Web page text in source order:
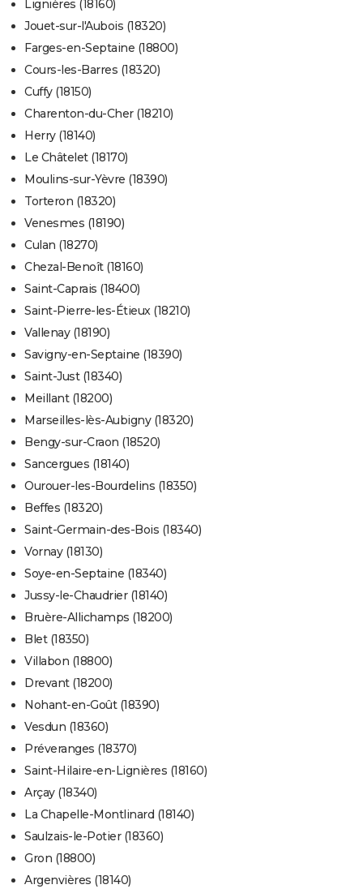
Lignières (18160)
Jouet-sur-l'Aubois (18320)
Farges-en-Septaine (18800)
Cours-les-Barres (18320)
Cuffy (18150)
Charenton-du-Cher (18210)
Herry (18140)
Le Châtelet (18170)
Moulins-sur-Yèvre (18390)
Torteron (18320)
Venesmes (18190)
Culan (18270)
Chezal-Benoît (18160)
Saint-Caprais (18400)
Saint-Pierre-les-Étieux (18210)
Vallenay (18190)
Savigny-en-Septaine (18390)
Saint-Just (18340)
Meillant (18200)
Marseilles-lès-Aubigny (18320)
Bengy-sur-Craon (18520)
Sancergues (18140)
Ourouer-les-Bourdelins (18350)
Beffes (18320)
Saint-Germain-des-Bois (18340)
Vornay (18130)
Soye-en-Septaine (18340)
Jussy-le-Chaudrier (18140)
Bruère-Allichamps (18200)
Blet (18350)
Villabon (18800)
Drevant (18200)
Nohant-en-Goût (18390)
Vesdun (18360)
Préveranges (18370)
Saint-Hilaire-en-Lignières (18160)
Arçay (18340)
La Chapelle-Montlinard (18140)
Saulzais-le-Potier (18360)
Gron (18800)
Argenvières (18140)